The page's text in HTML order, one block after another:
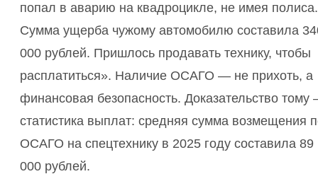
попал в аварию на квадроцикле, не имея полиса.
Сумма ущерба чужому автомобилю составила
000 рублей. Пришлось продавать технику, чтобы
расплатиться». Наличие ОСАГО — не прихоть, а
финансовая безопасность. Доказательство тому
статистика выплат: средняя сумма возмещения
ОСАГО на спецтехнику в 2025 году составила 89
000 рублей.